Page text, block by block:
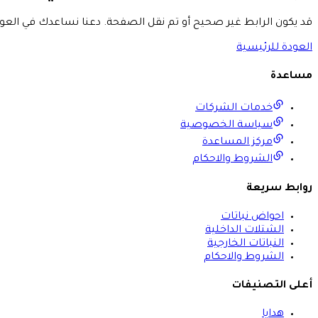
قد يكون الرابط غير صحيح أو تم نقل الصفحة. دعنا نساعدك في
العودة للرئيسية
مساعدة
خدمات الشركات
سياسة الخصوصية
مركز المساعدة
الشروط والاحكام
روابط سريعة
احواض نباتات
الشتلات الداخلية
النباتات الخارجية
الشروط والاحكام
أعلى التصنيفات
هدايا